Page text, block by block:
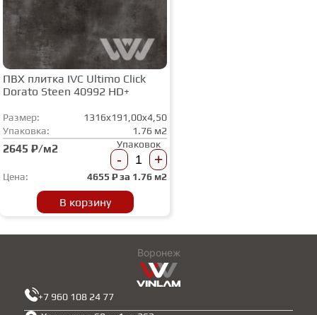
ПВХ плитка IVC Ultimo Сlick
Dorato Steen 40992 HD+
Размер:
1316x191,00x4,50
Упаковка:
1.76 м2
2645 ₽/м2 Упаковок
- +
Цена: 4655 ₽ за 1.76 м2
В корзину
Воронеж
+7 960 108 24 77